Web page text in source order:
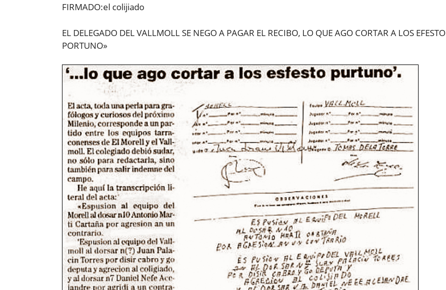
FIRMADO:el colijiado
EL DELEGADO DEL VALLMOLL SE NEGO A PAGAR EL RECIBO, LO QUE AGO CORTAR A LOS EFESTO
PORTUNO»